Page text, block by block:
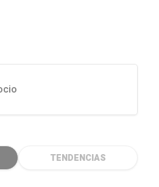
TENDENCIAS